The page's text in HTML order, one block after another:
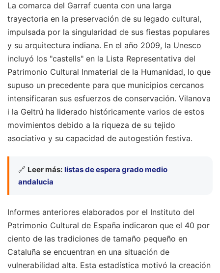
La comarca del Garraf cuenta con una larga
trayectoria en la preservación de su legado cultural,
impulsada por la singularidad de sus fiestas populares
y su arquitectura indiana. En el año 2009, la Unesco
incluyó los "castells" en la Lista Representativa del
Patrimonio Cultural Inmaterial de la Humanidad, lo que
supuso un precedente para que municipios cercanos
intensificaran sus esfuerzos de conservación. Vilanova
i la Geltrú ha liderado históricamente varios de estos
movimientos debido a la riqueza de su tejido
asociativo y su capacidad de autogestión festiva.
🔗 Leer más: listas de espera grado medio
andalucia
Informes anteriores elaborados por el Instituto del
Patrimonio Cultural de España indicaron que el 40 por
ciento de las tradiciones de tamaño pequeño en
Cataluña se encuentran en una situación de
vulnerabilidad alta. Esta estadística motivó la creación